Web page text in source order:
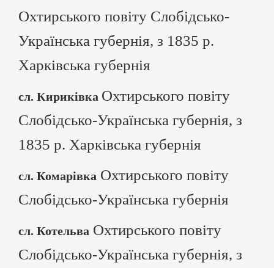
Охтирського повіту Слобідсько-
Українська губернія, з 1835 р.
Харківська губернія
сл. Кириківка Охтирського повіту
Слобідсько-Українська губернія, з
1835 р. Харківська губернія
сл. Комарівка Охтирського повіту
Слобідсько-Українська губернія
сл. Котельва Охтирського повіту
Слобідсько-Українська губернія, з